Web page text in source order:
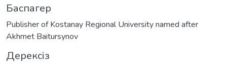
Баспагер
Publisher of Kostanay Regional University named after
Akhmet Baitursynov
Дерексіз